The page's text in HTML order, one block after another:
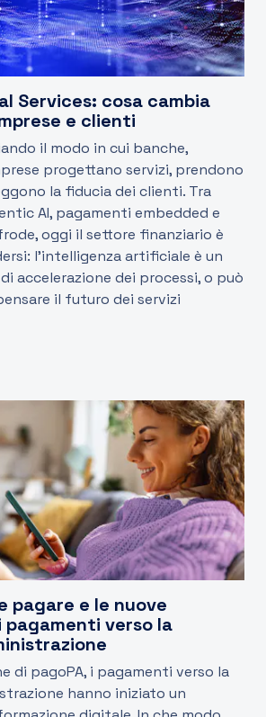
Services: cosa cambia
e clienti
il modo in cui banche,
progettano servizi, prendono
la fiducia dei clienti. Tra
AI, pagamenti embedded e
oggi il settore finanziario è
l’intelligenza artificiale è un
accelerazione dei processi, o può
il futuro dei servizi
pagare e le nuove
pagamenti verso la
di pagoPA, i pagamenti verso la
hanno iniziato un